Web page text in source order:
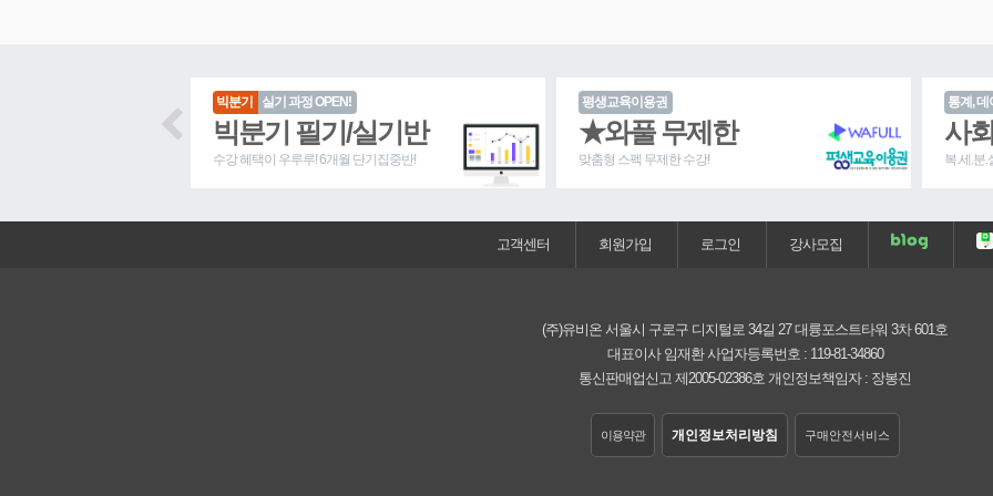
빅분기 실기 과정 OPEN!
빅분기 필기/실기반
수강 혜택이 우루루! 6개월 단기집중반!
평생교육이용권
★와풀 무제한
맞춤형 스펙 무제한 수강!
통계,
사
복.세.분
고객센터 회원가입 로그인 강사모집
(주)유비온 서울시 구로구 디지털로 34길 27 대륭포스트타워 3차 601호
대표이사 임재환 사업자등록번호 : 119-81-34860
통신판매업신고 제2005-02386호 개인정보책임자 : 장봉진
이용약관 개인정보처리방침 구매안전서비스